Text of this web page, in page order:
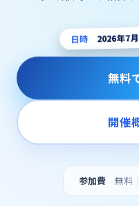
日時 2026年7
無料
開催
参加費無料｜